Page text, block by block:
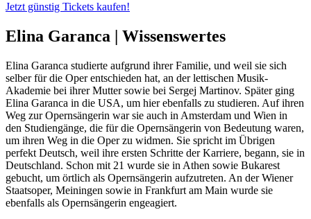
Jetzt günstig Tickets kaufen!
Elina Garanca | Wissenswertes
Elina Garanca studierte aufgrund ihrer Familie, und weil sie sich
selber für die Oper entschieden hat, an der lettischen Musik-
Akademie bei ihrer Mutter sowie bei Sergej Martinov. Später ging
Elina Garanca in die USA, um hier ebenfalls zu studieren. Auf ihren
Weg zur Opernsängerin war sie auch in Amsterdam und Wien in
den Studiengänge, die für die Opernsängerin von Bedeutung waren,
um ihren Weg in die Oper zu widmen. Sie spricht im Übrigen
perfekt Deutsch, weil ihre ersten Schritte der Karriere, begann, sie in
Deutschland. Schon mit 21 wurde sie in Athen sowie Bukarest
gebucht, um örtlich als Opernsängerin aufzutreten. An der Wiener
Staatsoper, Meiningen sowie in Frankfurt am Main wurde sie
ebenfalls als Opernsängerin engeagiert.